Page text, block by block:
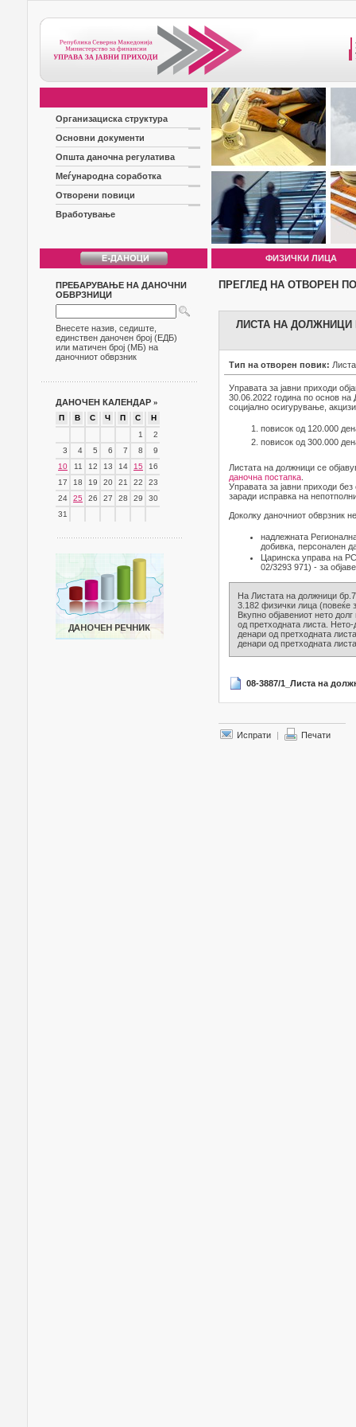
Организациска структура
Основни документи
Општа даночна регулатива
Меѓународна соработка
Отворени повици
Вработување
ФИЗИЧКИ ЛИЦА
ПРЕБАРУВАЊЕ НА ДАНОЧНИ
ОБВРЗНИЦИ
Внесете назив, седиште,
единствен даночен број (ЕДБ)
или матичен број (МБ) на
даночниот обврзник
ДАНОЧЕН КАЛЕНДАР »
П В С Ч П С
Н
1
2
3
4 5 6 7 8
9
10
11 12 13 14 15
16
17
18 19 20 21 22
23
24
25 26 27 28 29
30
31
ПРЕГЛЕД НА ОТВОРЕН
ЛИСТА НА ДОЛЖНИЦИ
Тип на отворен повик:
Управата за јавни приходи
30.06.2022 година по основ
социјално осигурување,
повисок од 120.000
повисок од 300.000
Листата на должници се
даночна постапка
Управата за јавни приходи
заради исправка на
Доколку даночниот обврзник
надлежната
добивка, персонален
Царинска управа на
02/3293 971) - за
На Листата на должници
3.182 физички лица (повеќе
Вкупно објавениот нето
од претходната листа.
денари од претходната
денари од претходната
08-3887/1_Листа на
Испрати | Печати